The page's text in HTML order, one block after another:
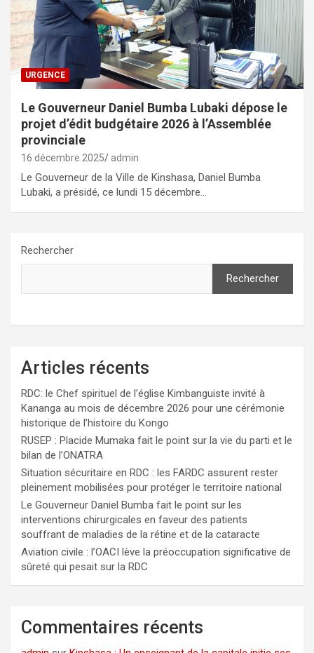
URGENCE
Le Gouverneur Daniel Bumba Lubaki dépose le
projet d’édit budgétaire 2026 à l’Assemblée
provinciale
16 décembre 2025 admin
Le Gouverneur de la Ville de Kinshasa, Daniel Bumba
Lubaki, a présidé, ce lundi 15 décembre…
Rechercher
Rechercher
Articles récents
RDC: le Chef spirituel de l’église Kimbanguiste invité à
Kananga au mois de décembre 2026 pour une cérémonie
historique de l’histoire du Kongo
RUSEP : Placide Mumaka fait le point sur la vie du parti et le
bilan de l’ONATRA
Situation sécuritaire en RDC : les FARDC assurent rester
pleinement mobilisées pour protéger le territoire national
Le Gouverneur Daniel Bumba fait le point sur les
interventions chirurgicales en faveur des patients
souffrant de maladies de la rétine et de la cataracte
Aviation civile : l’OACI lève la préoccupation significative de
sûreté qui pesait sur la RDC
Commentaires récents